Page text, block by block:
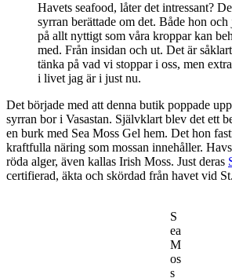
Havets seafood, låter det intressant?
syrran berättade om det. Både hon
på allt nyttigt som våra kroppar kan
med. Från insidan och ut. Det är
tänka på vad vi stoppar i oss, men
i livet jag är i just nu.
Det började med att denna butik poppade
syrran bor i Vasastan. Självklart blev det ett
en burk med Sea Moss Gel hem. Det hon
kraftfulla näring som mossan innehåller.
röda alger, även kallas Irish Moss. Just deras
certifierad, äkta och skördad från havet vid
S
ea
M
os
s